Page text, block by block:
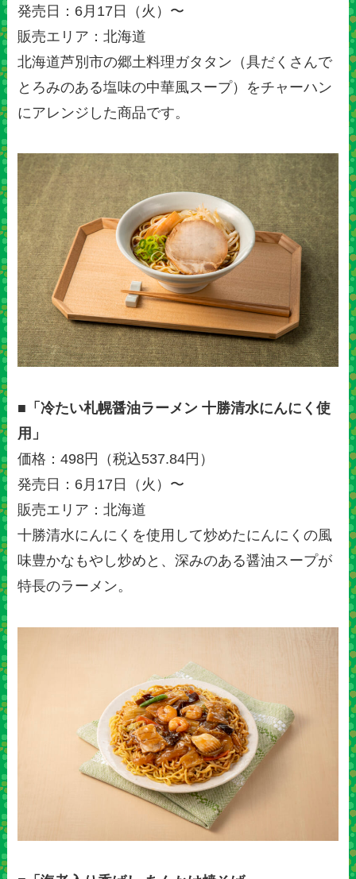
発売日：6月17日（火）〜
販売エリア：北海道
北海道芦別市の郷土料理ガタタン（具だくさんで
とろみのある塩味の中華風スープ）をチャーハン
にアレンジした商品です。
■「冷たい札幌醤油ラーメン 十勝清水にんにく使
用」
価格：498円（税込537.84円）
発売日：6月17日（火）〜
販売エリア：北海道
十勝清水にんにくを使用して炒めたにんにくの風
味豊かなもやし炒めと、深みのある醤油スープが
特長のラーメン。